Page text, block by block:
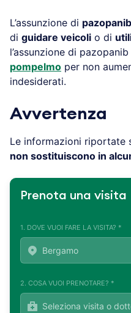
L’assunzione di pazopanib
di guidare veicoli o di
l’assunzione di
pompelmo per non
indesiderati.
Avvertenza
Le informazioni riportate
non sostituiscono in
Prenota una visita
1. DOVE VUOI FARE LA VISITA? *
2. COSA VUOI PRENOTARE? *